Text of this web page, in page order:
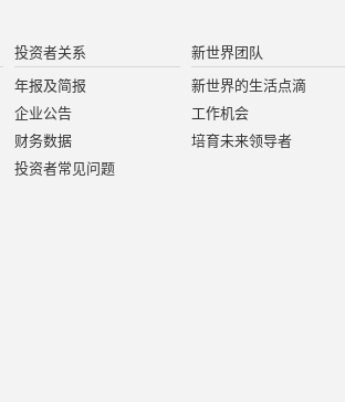
投资者关系
年报及简报
企业公告
财务数据
投资者常见问题
新世界团队
新世界的生活点滴
工作机会
培育未来领导者